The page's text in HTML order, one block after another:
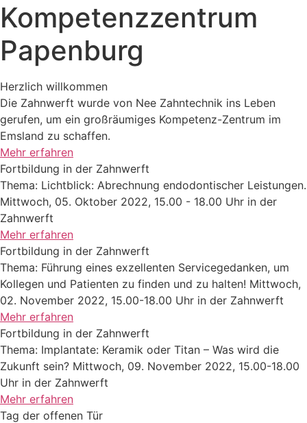
Kompetenzzentrum
Papenburg
Herzlich willkommen
Die Zahnwerft wurde von Nee Zahntechnik ins Leben
gerufen, um ein großräumiges Kompetenz-Zentrum im
Emsland zu schaffen.
Mehr erfahren
Fortbildung in der Zahnwerft
Thema: Lichtblick: Abrechnung endodontischer Leistungen.
Mittwoch, 05. Oktober 2022, 15.00 - 18.00 Uhr in der
Zahnwerft
Mehr erfahren
Fortbildung in der Zahnwerft
Thema: Führung eines exzellenten Servicegedanken, um
Kollegen und Patienten zu finden und zu halten! Mittwoch,
02. November 2022, 15.00-18.00 Uhr in der Zahnwerft
Mehr erfahren
Fortbildung in der Zahnwerft
Thema: Implantate: Keramik oder Titan – Was wird die
Zukunft sein? Mittwoch, 09. November 2022, 15.00-18.00
Uhr in der Zahnwerft
Mehr erfahren
Tag der offenen Tür